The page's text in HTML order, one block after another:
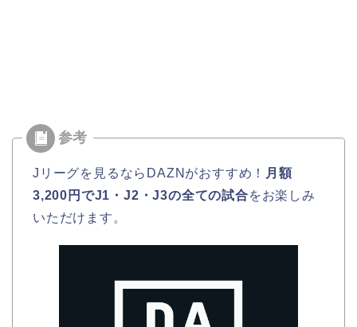
Jリーグを見るならDAZNがおすすめ！
月額
3,200円でJ1・J2・J3の全ての試合をお楽しみ
いただけます。